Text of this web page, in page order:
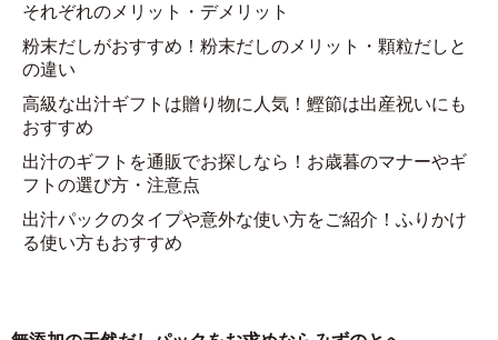
それぞれのメリット・デメリット
粉末だしがおすすめ！粉末だしのメリット・顆粒だしと
の違い
高級な出汁ギフトは贈り物に人気！鰹節は出産祝いにも
おすすめ
出汁のギフトを通販でお探しなら！お歳暮のマナーやギ
フトの選び方・注意点
出汁パックのタイプや意外な使い方をご紹介！ふりかけ
る使い方もおすすめ